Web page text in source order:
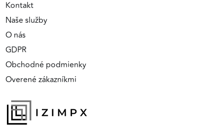
Kontakt
Naše služby
O nás
GDPR
Obchodné podmienky
Overené zákazníkmi